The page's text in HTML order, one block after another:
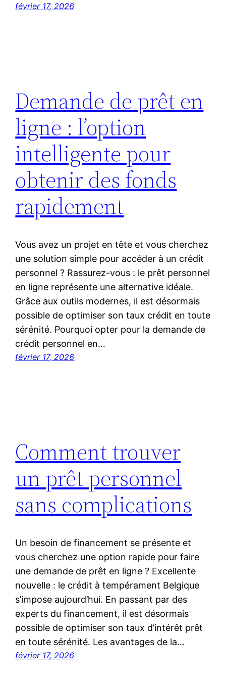
février 17, 2026
Demande de prêt en
ligne : l’option
intelligente pour
obtenir des fonds
rapidement
Vous avez un projet en tête et vous cherchez
une solution simple pour accéder à un crédit
personnel ? Rassurez-vous : le prêt personnel
en ligne représente une alternative idéale.
Grâce aux outils modernes, il est désormais
possible de optimiser son taux crédit en toute
sérénité. Pourquoi opter pour la demande de
crédit personnel en…
février 17, 2026
Comment trouver
un prêt personnel
sans complications
Un besoin de financement se présente et
vous cherchez une option rapide pour faire
une demande de prêt en ligne ? Excellente
nouvelle : le crédit à tempérament Belgique
s’impose aujourd’hui. En passant par des
experts du financement, il est désormais
possible de optimiser son taux d’intérêt prêt
en toute sérénité. Les avantages de la…
février 17, 2026